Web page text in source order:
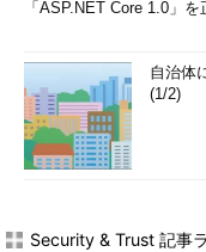
「ASP.NET Core 1.0」を
自治体
(1/2)
Security & Trust 記事